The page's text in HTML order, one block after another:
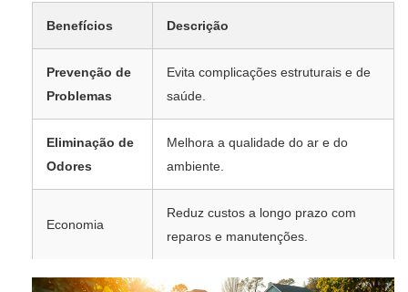
Benefícios Descrição
Prevenção de
Problemas
Evita complicações estruturais e de
saúde.
Eliminação de
Odores
Melhora a qualidade do ar e do
ambiente.
Economia
Reduz custos a longo prazo com
reparos e manutenções.